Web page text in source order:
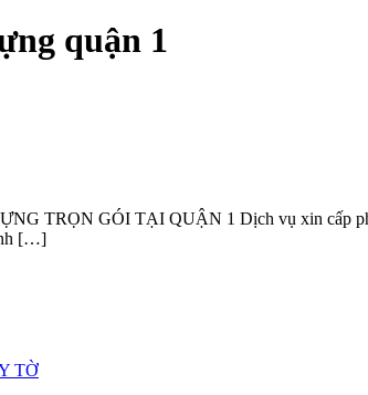
quận 1
TRỌN GÓI TẠI QUẬN 1 Dịch vụ xin cấp
[…]
TỜ